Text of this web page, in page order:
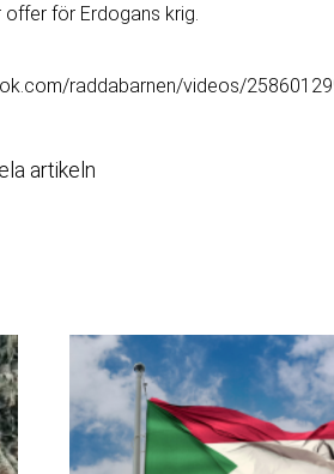
offer för Erdogans krig.
raddabarnen/videos/
artikeln